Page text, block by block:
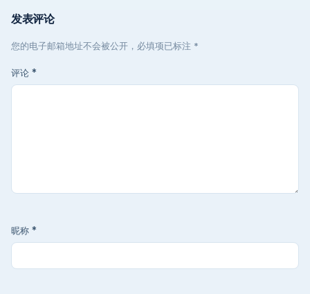
发表评论
您的电子邮箱地址不会被公开，必填项已标注 *
评论 *
昵称 *